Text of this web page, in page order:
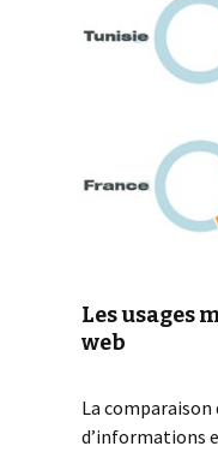
Les usages
web
La
d’informations